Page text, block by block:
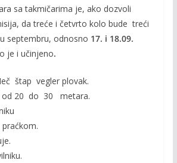
sa takmičarima je, ako dozvoli
da treće i četvrto kolo bude treći
septembru, odnosno 17. i 18.09.
je i učinjeno.
štap vegler plovak.
od 20 do 30 metara.